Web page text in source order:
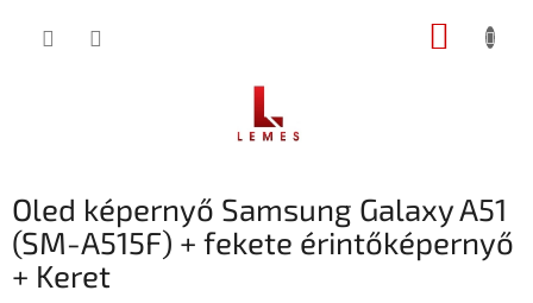
KOSÁR
Oled képernyő Samsung Galaxy A51
(SM-A515F) + fekete érintőképernyő
+ Keret